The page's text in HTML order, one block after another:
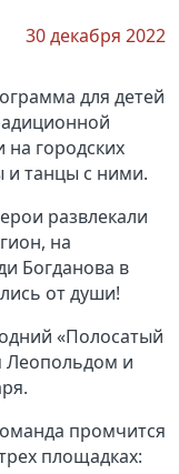
30 декабря 2022
для детей
городских
и танцы с ними.
развлекали
на
Богданова в
от души!
«Полосатый
Леопольдом и
промчится
площадках: